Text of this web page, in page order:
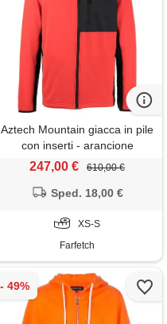
Aztech Mountain giacca in pile
con inserti - arancione
247,00 € 610,00 €
Sped. 18,00 €
XS-S
Farfetch